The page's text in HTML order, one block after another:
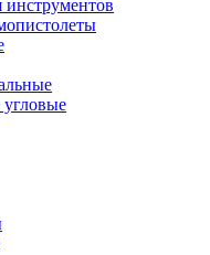
инструментов